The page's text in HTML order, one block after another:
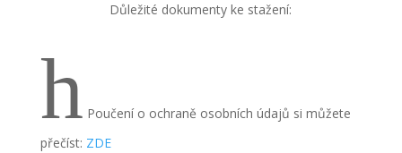
Důležité dokumenty ke stažení:
h Poučení o ochraně osobních údajů si můžete
přečíst: ZDE